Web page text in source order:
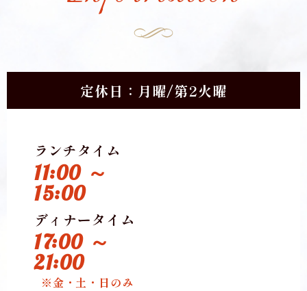
定休日：月曜/第2火曜
ランチタイム
11:00 ～
15:00
ディナータイム
17:00 ～
21:00
※金・土・日のみ